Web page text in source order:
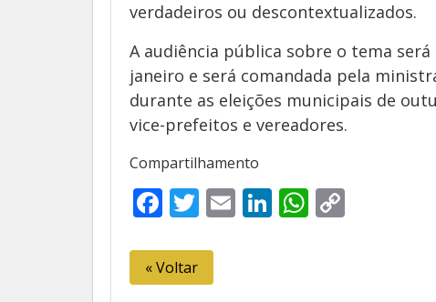
verdadeiros ou descontextualizados.
A audiência pública sobre o tema
janeiro e será comandada pela
durante as eleições municipais de
vice-prefeitos e vereadores.
Compartilhamento
Facebook
Twitter
EmailLinkedIn
WhatsApp
« Voltar